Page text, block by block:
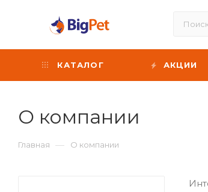
КАТАЛОГ АКЦИИ
О компании
Главная — О компании